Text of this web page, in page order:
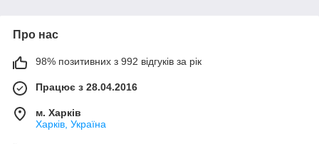
Про нас
98% позитивних з 992 відгуків за рік
Працює з 28.04.2016
м. Харків
Харків, Україна